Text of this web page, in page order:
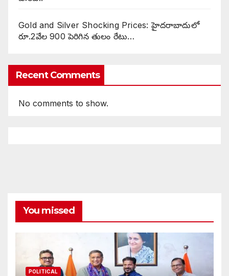
Gold and Silver Shocking Prices: హైదరాబాదులో
రూ.2వేల 900 పెరిగిన తులం రేటు…
Recent Comments
No comments to show.
You missed
POLITICAL